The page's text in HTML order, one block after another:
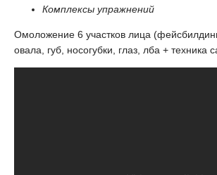
Комплексы упражнений
Омоложение 6 участков лица
овала, губ, носогубки, глаз, лба + техника